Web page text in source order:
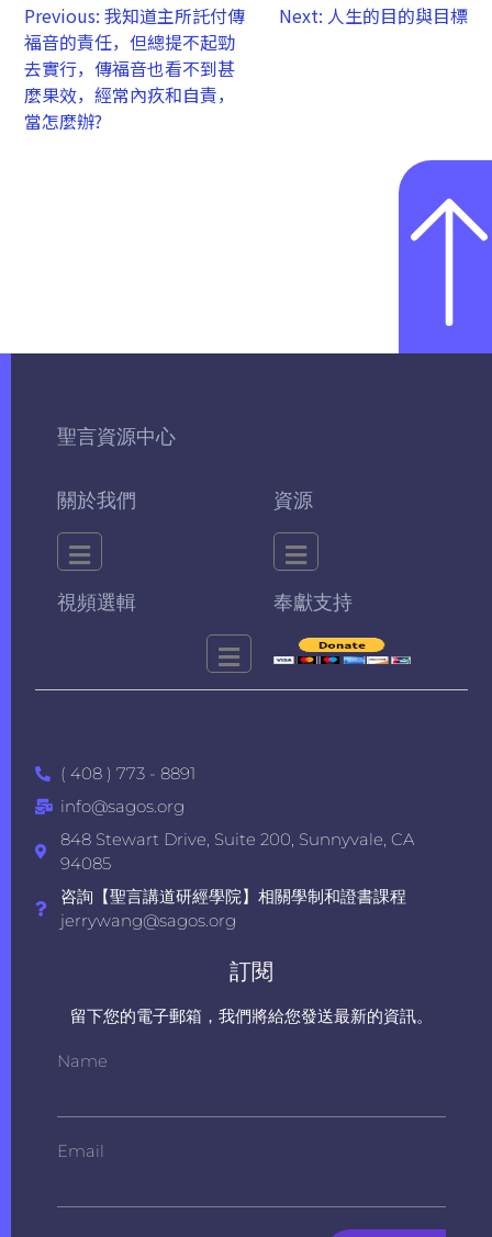
Previous: 我知道主所託付傳
福音的責任，但總提不起勁
去實行，傳福音也看不到甚
麼果效，經常內疚和自責，
當怎麼辦?
Next: 人生的目的與目標
聖言資源中心
關於我們 資源
視頻選輯 奉獻支持
( 408 ) 773 - 8891
info@sagos.org
848 Stewart Drive, Suite 200, Sunnyvale, CA
94085
咨詢【聖言講道研經學院】相關學制和證書課程
jerrywang@sagos.org
訂閱
留下您的電子郵箱，我們將給您發送最新的資訊。
Name
Email